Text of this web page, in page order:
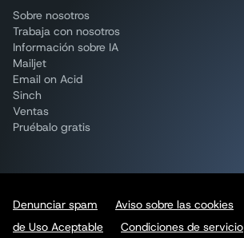
Sobre nosotros
Trabaja con nosotros
Información sobre IA
Mailjet
Email on Acid
Sinch
Ventas
Pruébalo gratis
Denunciar spam Aviso sobre las cookies
de Uso Aceptable
Condiciones de servicio